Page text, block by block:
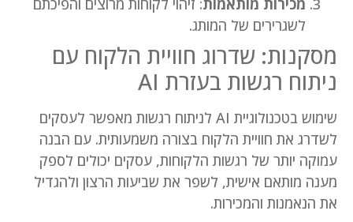
לשגרירים של המותג.
מסקנות: שדרוג חוויית הלקוח עם
ניתוח רגשות בעזרת AI
שימוש בטכנולוגיית AI לניתוח רגשות מאפשר לעסקים
לשדרג את חוויית הלקוח בצורה משמעותית. עם הבנה
עמוקה יותר של רגשות הלקוחות, עסקים יכולים לספק
מענה מותאם אישית, לשפר את שביעות הרצון ולהגדיל
את הנאמנות והמכירות.